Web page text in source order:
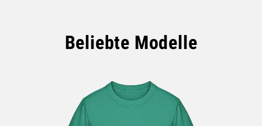
Beliebte Modelle